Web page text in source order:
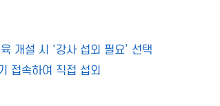
개설 시 ‘강사 섭외 필요’ 선택
접속하여 직접 섭외